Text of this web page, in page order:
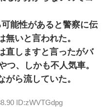
能性があると警察に伝
無いと言われた。
直しますと言ったがバ
つ、しかも不人気車。
がら流していた。
ID:zWVTGdpg